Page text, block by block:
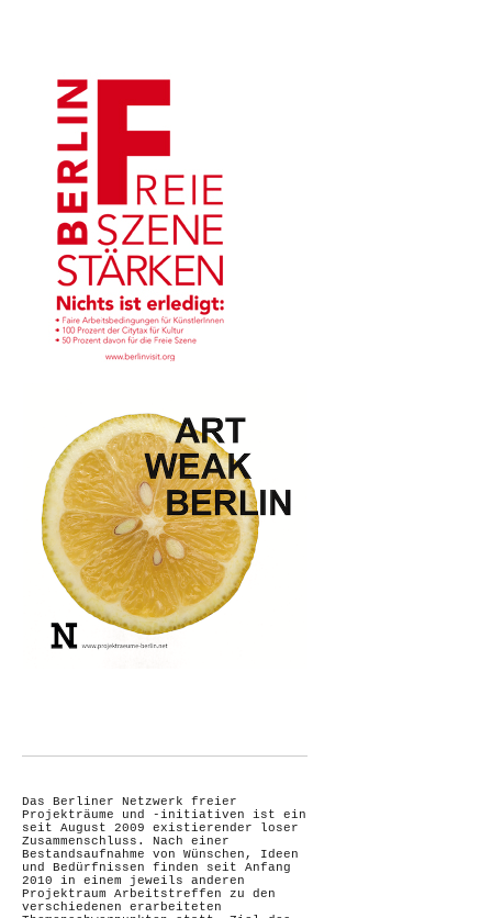
Das Berliner Netzwerk freier
Projekträume und -initiativen ist ein
seit August 2009 existierender loser
Zusammenschluss. Nach einer
Bestandsaufnahme von Wünschen, Ideen
und Bedürfnissen finden seit Anfang
2010 in einem jeweils anderen
Projektraum Arbeitstreffen zu den
verschiedenen erarbeiteten